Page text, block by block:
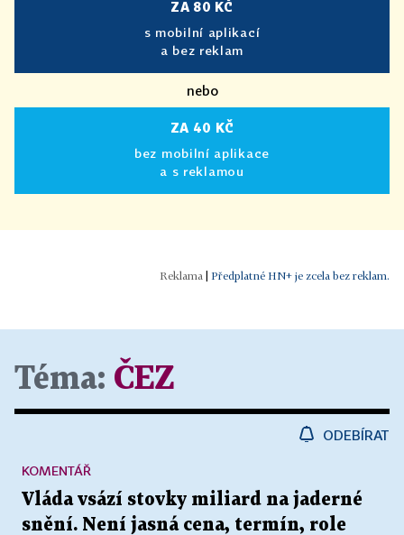
ZA 80 KČ
s mobilní aplikací
a bez reklam
nebo
ZA 40 KČ
bez mobilní aplikace
a s reklamou
Předplatné HN+ je zcela bez reklam.
Téma: ČEZ
ODEBÍRAT
Vláda vsází stovky miliard na jaderné
snění. Není jasná cena, termín, role
KOMENTÁŘ